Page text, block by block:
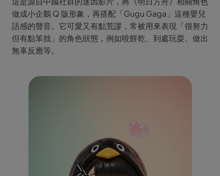
做成小企鵝 Q 版形象，再搭配「Gugu Gaga」這種嬰兒
語感的聲音。它可愛又有點荒謬，常被用來表現「很努力
但有點笨拙」的角色狀態，例如咬餅乾、到處玩耍、做出
無辜反應等。